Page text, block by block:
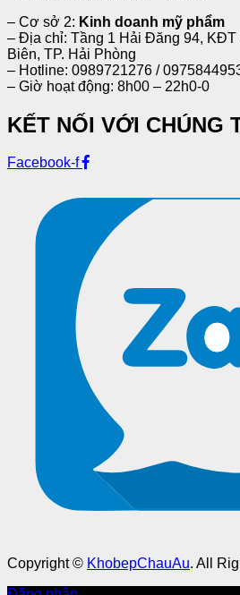
– Cơ sở 2: Kinh doanh mỹ phẩm
– Địa chỉ: Tầng 1 Hải Đăng 94, KĐT
Biên, TP. Hải Phòng
– Hotline: 0989721276 /
– Giờ hoạt động: 8h00 – 22h0-0
KẾT NỐI VỚI CHÚNG
Facebook-f
Copyright © KhobepChauAu. All